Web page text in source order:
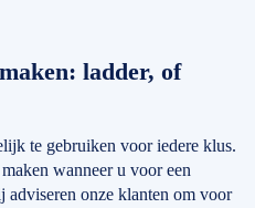
ladder, of
te gebruiken voor iedere klus.
wanneer u voor een
adviseren onze klanten om voor